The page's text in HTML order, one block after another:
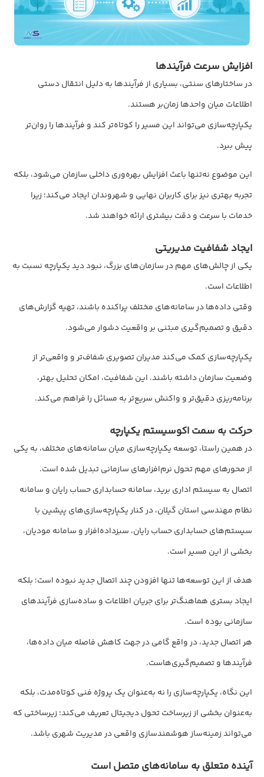
افزایش سرعت فرآیندها
در ساختارهای سنتی، بسیاری از فرآیندها به دلیل انتقال دستی
اطلاعات میان واحدها زمان‌بر هستند.
یکپارچه‌سازی می‌تواند این مسیر را کوتاه‌تر کند و فرآیندها را روان‌تر
پیش ببرد.
این موضوع نه‌تنها باعث افزایش بهره‌وری داخلی سازمان می‌شود، بلکه
تجربه بهتری نیز برای کاربران نهایی و شهروندان ایجاد می‌کند؛ زیرا
خدمات با سرعت و دقت بیشتری ارائه خواهند شد.
ایجاد شفافیت مدیریتی
یکی از چالش‌های مهم در سازمان‌های بزرگ، نبود دید یکپارچه نسبت به
اطلاعات است.
وقتی داده‌ها در سامانه‌های مختلف پراکنده باشند، تهیه گزارش‌های
دقیق و تصمیم‌گیری مبتنی بر واقعیت دشوار می‌شود.
یکپارچه‌سازی کمک می‌کند مدیران تصویری شفاف‌تر و واقعی‌تر از
وضعیت سازمان داشته باشند. این شفافیت، امکان تحلیل بهتر،
برنامه‌ریزی دقیق‌تر و واکنش سریع‌تر به مسائل را فراهم می‌کند.
حرکت به سمت اکوسیستم یکپارچه
در همین راستا، توسعه یکپارچه‌سازی میان سامانه‌های مختلف، به یکی
از محورهای مهم تحول نرم‌افزارهای سازمانی تبدیل شده است.
اتصال به سیستم اداری برید، سامانه حسابداری حساب رایان و سامانه
نظام مهندسی استان گیلان، در کنار یکپارچه‌سازی‌های پیشین با
سیستم‌های حسابداری حساب رایان، سبزداده‌افزار و سامانه مودیان،
بخشی از این مسیر است.
هدف از این توسعه‌ها تنها افزودن چند اتصال جدید نبوده است؛ بلکه
ایجاد بستری هماهنگ‌تر برای جریان اطلاعات و ساده‌سازی فرآیندهای
سازمانی بوده است.
هر اتصال جدید، در واقع گامی در جهت کاهش فاصله میان داده‌ها،
فرآیندها و تصمیم‌گیری‌هاست.
این نگاه، یکپارچه‌سازی را نه به‌عنوان یک پروژه فنی کوتاه‌مدت، بلکه
به‌عنوان بخشی از زیرساخت تحول دیجیتال تعریف می‌کند؛ زیرساختی که
می‌تواند زمینه‌ساز هوشمندسازی واقعی در مدیریت شهری باشد.
آینده متعلق به سامانه‌های متصل است